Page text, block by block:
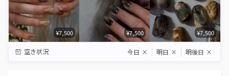
¥7,500 ¥7,500 ¥7,500
空き状況 今日 × 明日 × 明後日 ×